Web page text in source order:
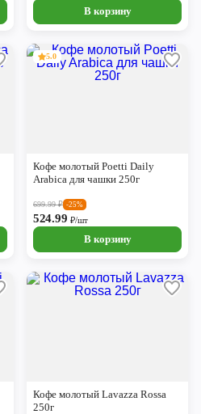
В корзину
5.0
Кофе молотый Poetti Daily
Arabica для чашки 250г
699.99₽ -25%
524.99 ₽/шт
В корзину
Кофе молотый Lavazza Rossa
250г